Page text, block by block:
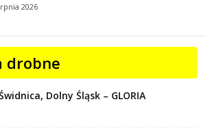
2026
drobne
Dolny Śląsk – GLORIA